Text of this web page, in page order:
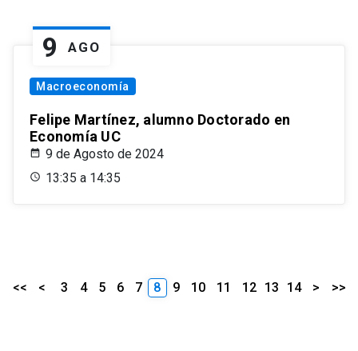
9 AGO
Macroeconomía
Felipe Martínez, alumno Doctorado en
Economía UC
9 de Agosto de 2024
13:35 a 14:35
<< < 3 4 5 6 7 8 9 10 11 12 13 14 > >>